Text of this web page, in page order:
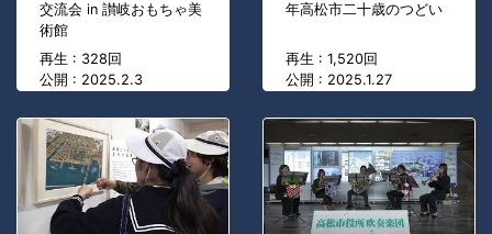
交流会 in 讃岐おもちゃ美
術館
再生 : 328回
公開 : 2025.2.3
年高松市二十歳のつどい
再生 : 1,520回
公開 : 2025.1.27